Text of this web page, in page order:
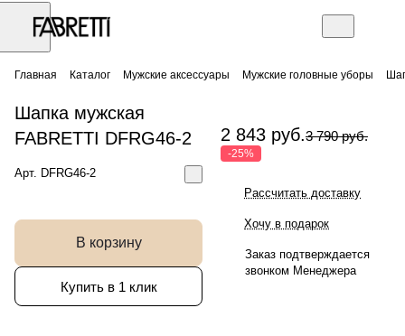
Главная Каталог Мужские аксессуары Мужские головные уборы
Шапка мужская
FABRETTI DFRG46-2
Арт. DFRG46-2
В корзину
Купить в 1 клик
2 843 руб.3 790 руб.
-25%
Рассчитать доставку
Хочу в подарок
Заказ подтверждается
звонком Менеджера